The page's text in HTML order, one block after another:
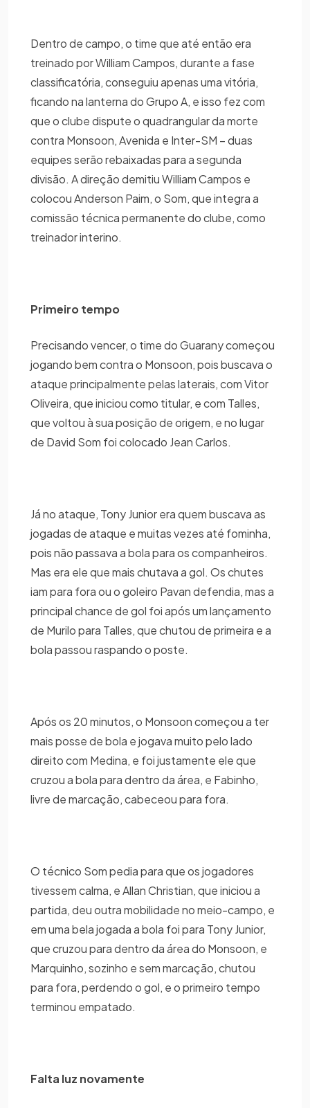
Dentro de campo, o time que até então era
treinado por William Campos, durante a fase
classificatória, conseguiu apenas uma vitória,
ficando na lanterna do Grupo A, e isso fez com
que o clube dispute o quadrangular da morte
contra Monsoon, Avenida e Inter-SM – duas
equipes serão rebaixadas para a segunda
divisão. A direção demitiu William Campos e
colocou Anderson Paim, o Som, que integra a
comissão técnica permanente do clube, como
treinador interino.
Primeiro tempo
Precisando vencer, o time do Guarany começou
jogando bem contra o Monsoon, pois buscava o
ataque principalmente pelas laterais, com Vitor
Oliveira, que iniciou como titular, e com Talles,
que voltou à sua posição de origem, e no lugar
de David Som foi colocado Jean Carlos.
Já no ataque, Tony Junior era quem buscava as
jogadas de ataque e muitas vezes até fominha,
pois não passava a bola para os companheiros.
Mas era ele que mais chutava a gol. Os chutes
iam para fora ou o goleiro Pavan defendia, mas a
principal chance de gol foi após um lançamento
de Murilo para Talles, que chutou de primeira e a
bola passou raspando o poste.
Após os 20 minutos, o Monsoon começou a ter
mais posse de bola e jogava muito pelo lado
direito com Medina, e foi justamente ele que
cruzou a bola para dentro da área, e Fabinho,
livre de marcação, cabeceou para fora.
O técnico Som pedia para que os jogadores
tivessem calma, e Allan Christian, que iniciou a
partida, deu outra mobilidade no meio-campo, e
em uma bela jogada a bola foi para Tony Junior,
que cruzou para dentro da área do Monsoon, e
Marquinho, sozinho e sem marcação, chutou
para fora, perdendo o gol, e o primeiro tempo
terminou empatado.
Falta luz novamente